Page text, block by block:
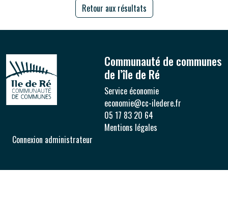
Retour aux résultats
Communauté de communes
de l’île de Ré
Service économie
economie@cc-iledere.fr
05 17 83 20 64
Mentions légales
Connexion administrateur